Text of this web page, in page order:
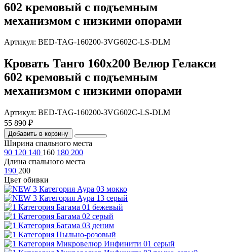
602 кремовый с подъемным
механизмом с низкими опорами
Артикул: BED-TAG-160200-3VG602C-LS-DLM
Кровать Танго 160х200 Велюр Гелакси
602 кремовый с подъемным
механизмом с низкими опорами
Артикул: BED-TAG-160200-3VG602C-LS-DLM
55 890 ₽
Добавить в корзину
Ширина спального места
90 120 140 160 180 200
Длина спального места
190 200
Цвет обивки